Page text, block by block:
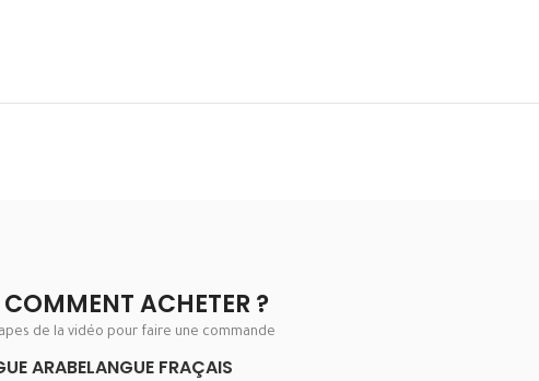
ACHETER ?
de la vidéo pour faire une commande
ARABELANGUE FRAÇAIS